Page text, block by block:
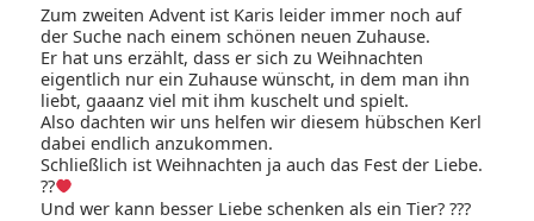
Zum zweiten Advent ist Karis leider immer noch auf
der Suche nach einem schönen neuen Zuhause.
Er hat uns erzählt, dass er sich zu Weihnachten
eigentlich nur ein Zuhause wünscht, in dem man ihn
liebt, gaaanz viel mit ihm kuschelt und spielt.
Also dachten wir uns helfen wir diesem hübschen Kerl
dabei endlich anzukommen.
Schließlich ist Weihnachten ja auch das Fest der Liebe.
??
Und wer kann besser Liebe schenken als ein Tier????